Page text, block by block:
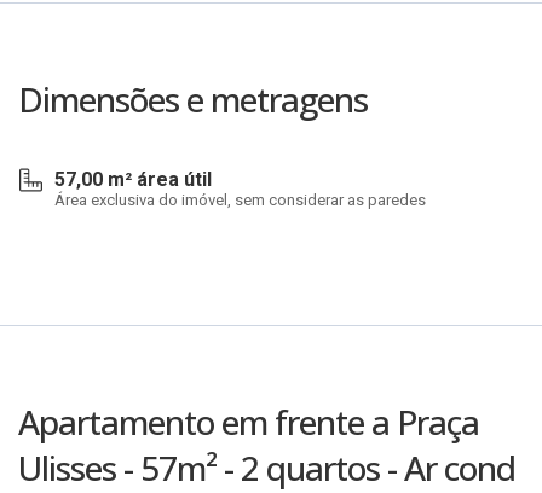
Dimensões e metragens
57,00 m² área útil
Área exclusiva do imóvel, sem considerar as paredes
Apartamento em frente a Praça
Ulisses - 57m² - 2 quartos - Ar cond